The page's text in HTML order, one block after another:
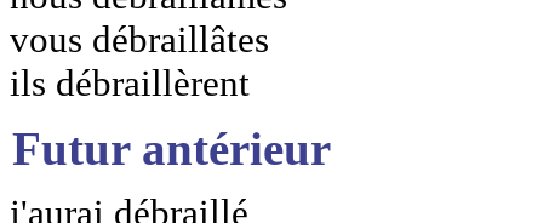
vous débraillâtes
ils débraillèrent
Futur antérieur
j'aurai débraillé